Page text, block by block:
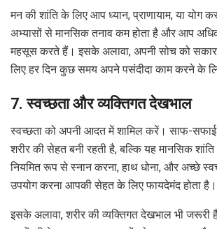
मन की शांति के लिए आप ध्यान, प्राणायाम, या योग
अभ्यासों से मानसिक तनाव कम होता है और आप
महसूस करते हैं। इसके अलावा, अपनी सोच को
लिए हर दिन कुछ समय अपने पसंदीदा काम करने के
7. स्वच्छता और व्यक्तिगत देखभाल
स्वच्छता को अपनी आदत में शामिल करें। साफ-
शरीर की सेहत बनी रहती है, बल्कि यह मानसिक शांति
नियमित रूप से स्नान करना, हाथ धोना, और अच्छे
उपयोग करना आपकी सेहत के लिए फायदेमंद होता है।
इसके अलावा, शरीर की व्यक्तिगत देखभाल भी जरूरी